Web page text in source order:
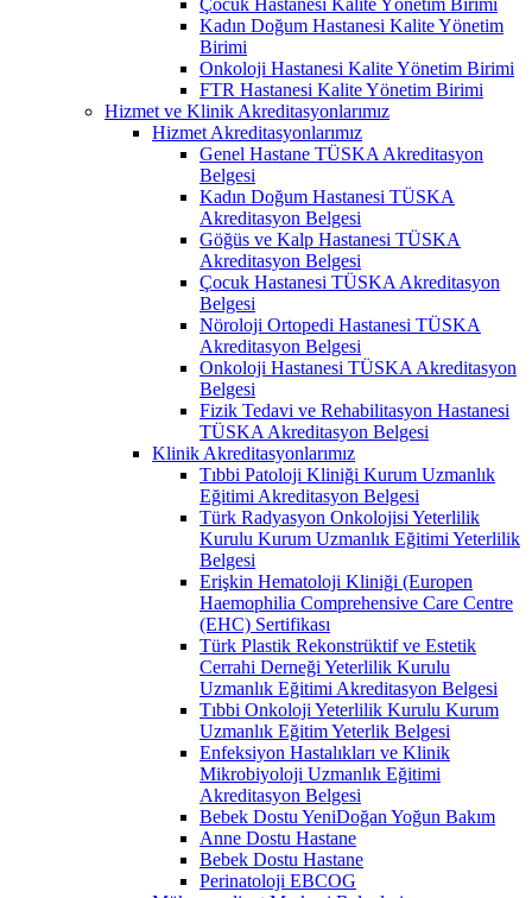
Kadın Doğum Hastanesi Kalite Yönetim
Birimi
Onkoloji Hastanesi Kalite Yönetim Birimi
FTR Hastanesi Kalite Yönetim Birimi
Hizmet ve Klinik Akreditasyonlarımız
Hizmet Akreditasyonlarımız
Genel Hastane TÜSKA Akreditasyon
Belgesi
Kadın Doğum Hastanesi TÜSKA
Akreditasyon Belgesi
Göğüs ve Kalp Hastanesi TÜSKA
Akreditasyon Belgesi
Çocuk Hastanesi TÜSKA Akreditasyon
Belgesi
Nöroloji Ortopedi Hastanesi TÜSKA
Akreditasyon Belgesi
Onkoloji Hastanesi TÜSKA Akreditasyon
Belgesi
Fizik Tedavi ve Rehabilitasyon Hastanesi
TÜSKA Akreditasyon Belgesi
Klinik Akreditasyonlarımız
Tıbbi Patoloji Kliniği Kurum Uzmanlık
Eğitimi Akreditasyon Belgesi
Türk Radyasyon Onkolojisi Yeterlilik
Kurulu Kurum Uzmanlık Eğitimi Yeterlilik
Belgesi
Erişkin Hematoloji Kliniği (Europen
Haemophilia Comprehensive Care Centre
(EHC) Sertifikası
Türk Plastik Rekonstrüktif ve Estetik
Cerrahi Derneği Yeterlilik Kurulu
Uzmanlık Eğitimi Akreditasyon Belgesi
Tıbbi Onkoloji Yeterlilik Kurulu Kurum
Uzmanlık Eğitim Yeterlik Belgesi
Enfeksiyon Hastalıkları ve Klinik
Mikrobiyoloji Uzmanlık Eğitimi
Akreditasyon Belgesi
Bebek Dostu YeniDoğan Yoğun Bakım
Anne Dostu Hastane
Bebek Dostu Hastane
Perinatoloji EBCOG